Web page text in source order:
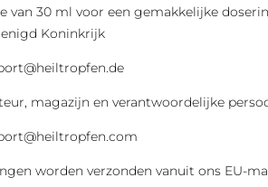
van 30 ml voor een gemakkelijke
Koninkrijk
magazijn en verantwoordelijke
worden verzonden vanuit ons EU-